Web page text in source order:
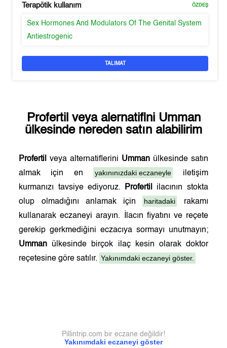
Terapötik kullanım ÖZDEŞ
Sex Hormones And Modulators Of The Genital System
Antiestrogenic
TALIMAT
Profertilveya alernatifini Umman
ülkesinde nereden satın alabilirim
Profertil veya alternatiflerini Ummanülkesinde satın
almak için en
yakınınızdaki eczaneyle
iletişim
kurmanızı tavsiye ediyoruz.
Profertil
ilacının stokta
olup olmadığını anlamak için
haritadaki
rakamı
kullanarak eczaneyi arayın. İlacın fiyatını ve reçete
gerekip gerkmediğini eczacıya sormayı unutmayın;
Umman ülkesinde birçok ilaç kesin olarak doktor
reçetesine göre satılır. Yakınımdaki eczaneyi göster.
Yakınımdaki eczaneyi göster
Pillintrip.com bir eczane değildir!